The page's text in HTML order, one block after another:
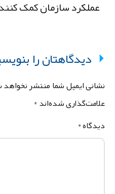
عملکرد سازمان کمک کنند.
دیدگاهتان را بنویسید
ایمیل شما منتشر نخواهد شد.
شده‌اند*
*